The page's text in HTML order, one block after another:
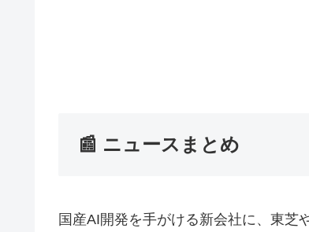
📰 ニュースまとめ
国産AI開発を手がける新会社に、東芝